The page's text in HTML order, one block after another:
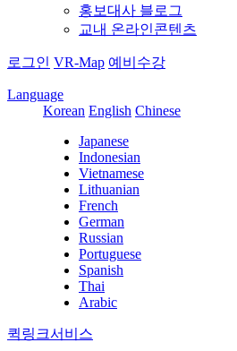
홍보대사 블로그
교내 온라인콘텐츠
로그인 VR-Map 예비수강
Language
Korean English Chinese
Japanese
Indonesian
Vietnamese
Lithuanian
French
German
Russian
Portuguese
Spanish
Thai
Arabic
퀵링크서비스